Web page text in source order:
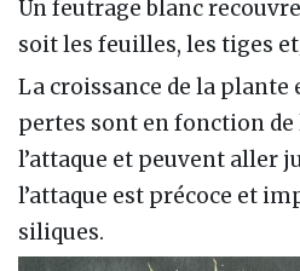
Un feutrage blanc
soit les feuilles, les tiges
La croissance de la plante
pertes sont en fonction de
l’attaque et peuvent aller
l’attaque est précoce et
siliques.